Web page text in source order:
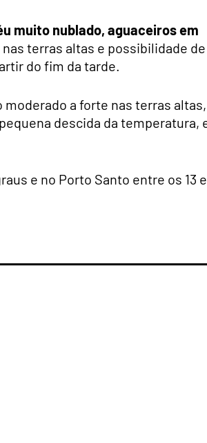
muito nublado, aguaceiros em
terras altas e possibilidade de
do fim da tarde.
a forte nas terras altas,
descida da temperatura,
e no Porto Santo entre os 13 e